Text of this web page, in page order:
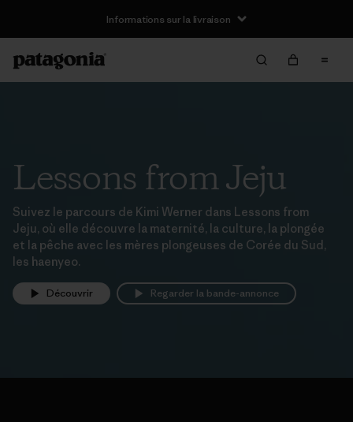
Informations sur la livraison
Lessons from Jeju
Suivez le parcours de Kimi Werner dans Lessons from
Jeju, où elle découvre la maternité, la culture, la plongée
et la pêche avec les mères plongeuses de Corée du Sud,
les haenyeo.
Découvrir Regarder la bande-annonce